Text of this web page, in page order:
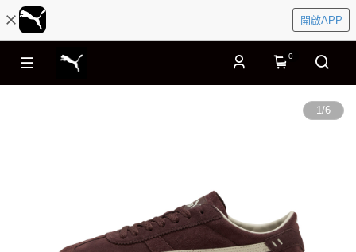
開啟APP
0
1/6